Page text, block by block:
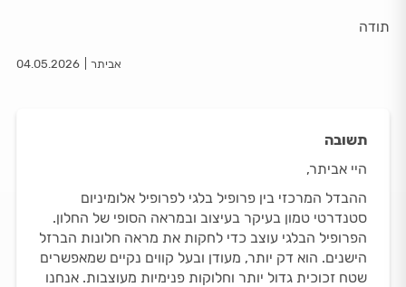
תודה
אביתר 04.05.2026
תשובה
היי אביתר,
ההבדל המרכזי בין פרופיל בלגי לפרופיל אלומיניום
סטנדרטי טמון בעיקר בעיצוב ובמראה הסופי של החלון.
הפרופיל הבלגי עוצב כדי לחקות את מראה חלונות הברזל
הישנים. הוא דק יותר, מעודן ובעל קווים נקיים שמאפשרים
שטח זכוכית גדול יותר וחלוקות פנימיות מעוצבות. אנחנו